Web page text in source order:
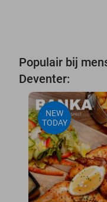
Populair bij
Deventer:
NEW
TODAY